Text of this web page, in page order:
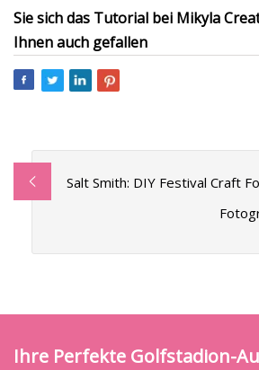
Sie sich das Tutorial bei Mikyla
Ihnen auch gefallen
Salt Smith: DIY Festival Craft
Ihre Perfekte Golfstadion-